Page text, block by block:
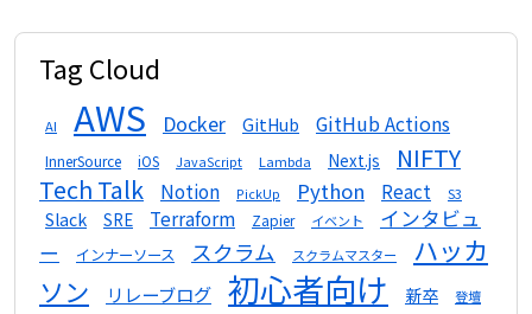
Tag Cloud
AI AWS Docker GitHub GitHub Actions
InnerSource iOS JavaScript Lambda Next.js
NIFTY
Tech Talk
Notion PickUp Python React S3
Slack SRE Terraform Zapier イベント
インタビュ
ー
インナーソース スクラム スクラムマスター
ハッカ
ソン
リレーブログ 初心者向け 新卒 登壇